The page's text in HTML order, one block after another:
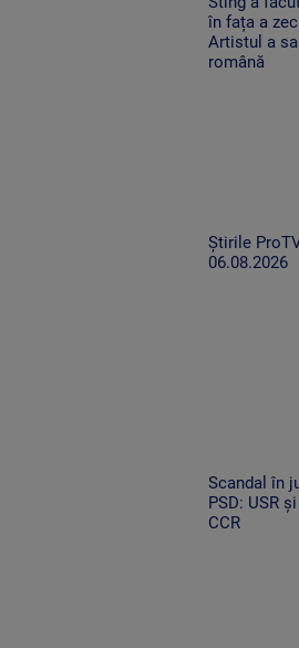
în fața a
Artistul a
română
Știrile
06.08.2026
Scandal în
PSD: USR
CCR